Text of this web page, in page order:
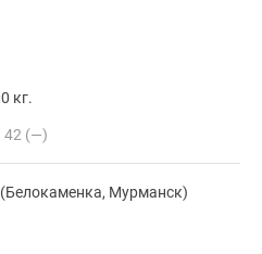
кг.
42 (—)
Мурманск)